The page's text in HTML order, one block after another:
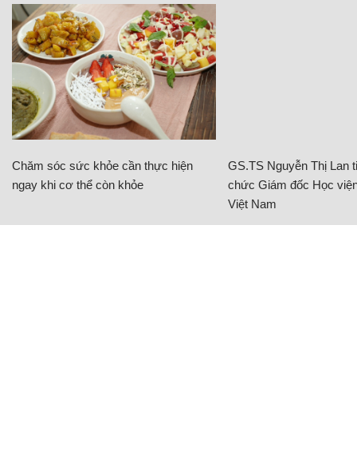
Chăm sóc sức khỏe cần thực hiện
ngay khi cơ thể còn khỏe
GS.TS Nguyễn Thị Lan
chức Giám đốc Học
Việt Nam